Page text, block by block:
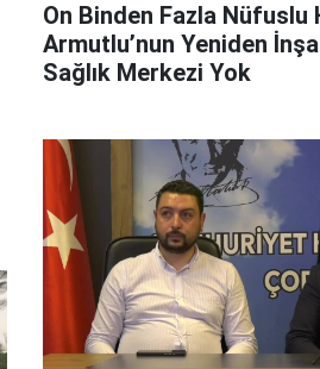
On Binden Fazla Nüfuslu
Armutlu’nun Yeniden
Sağlık Merkezi Yok